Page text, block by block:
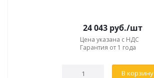
24 043руб./шт
Цена указана с НДС
Гарантия от 1 года
В корзину